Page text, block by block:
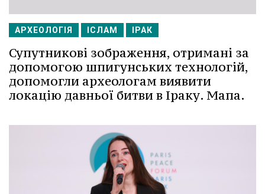
АРХЕОЛОГІЯ ІСЛАМ ІРАК
Супутникові зображення, отримані за
допомогою шпигунських технологій,
допомогли археологам виявити
локацію давньої битви в Іраку. Мапа.